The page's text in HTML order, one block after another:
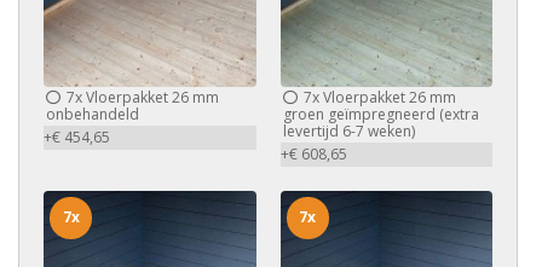
7xVloerpakket 26 mm
onbehandeld
+€ 454,65
7xVloerpakket 26 mm
groen geïmpregneerd (extra
levertijd 6-7 weken)
+€ 608,65
7x 7x